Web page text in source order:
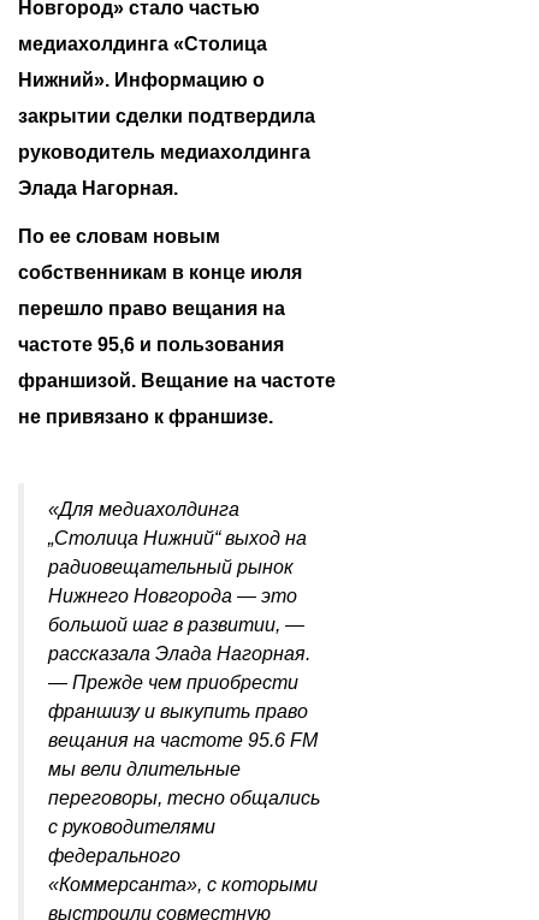
Новгород» стало частью
медиахолдинга «Столица
Нижний». Информацию о
закрытии сделки подтвердила
руководитель медиахолдинга
Элада Нагорная.
По ее словам новым
собственникам в конце июля
перешло право вещания на
частоте 95,6 и пользования
франшизой. Вещание на частоте
не привязано к франшизе.
«Для медиахолдинга
„Столица Нижний“ выход на
радиовещательный рынок
Нижнего Новгорода — это
большой шаг в развитии, —
рассказала Элада Нагорная.
— Прежде чем приобрести
франшизу и выкупить право
вещания на частоте 95.6 FM
мы вели длительные
переговоры, тесно общались
с руководителями
федерального
«Коммерсанта», с которыми
выстроили совместную